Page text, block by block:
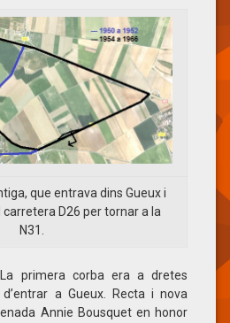
que entrava dins Gueux i
carretera D26 per tornar a la
N31.
primera corba era a dretes
a Gueux. Recta i nova
Annie Bousquet en honor